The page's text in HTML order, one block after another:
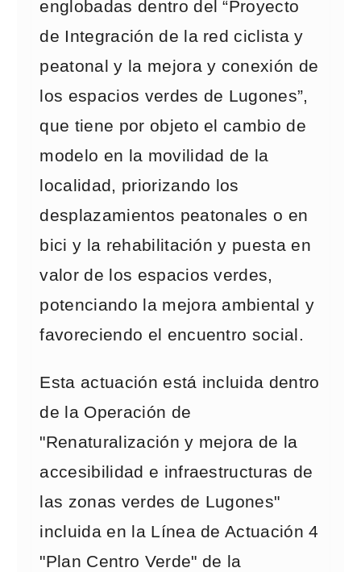
englobadas dentro del “Proyecto
de Integración de la red ciclista y
peatonal y la mejora y conexión de
los espacios verdes de Lugones”,
que tiene por objeto el cambio de
modelo en la movilidad de la
localidad, priorizando los
desplazamientos peatonales o en
bici y la rehabilitación y puesta en
valor de los espacios verdes,
potenciando la mejora ambiental y
favoreciendo el encuentro social.
Esta actuación está incluida dentro
de la Operación de
"Renaturalización y mejora de la
accesibilidad e infraestructuras de
las zonas verdes de Lugones"
incluida en la Línea de Actuación 4
"Plan Centro Verde" de la